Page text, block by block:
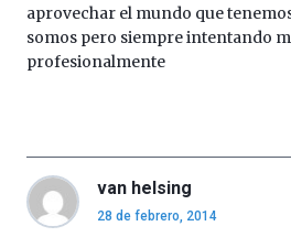
aprovechar el mundo que
somos pero siempre intentando
profesionalmente
van helsing
28 de febrero, 2014